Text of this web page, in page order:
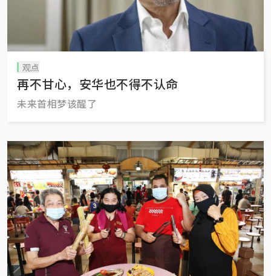
观点
再不甘心，安华也不得不认命
未来首相梦该醒了